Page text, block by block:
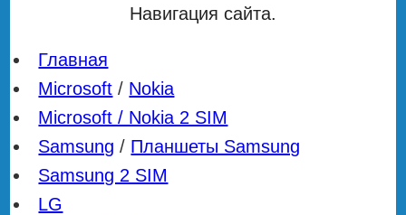
Навигация сайта.
Главная
Microsoft / Nokia
Microsoft / Nokia 2 SIM
Samsung / Планшеты Samsung
Samsung 2 SIM
LG